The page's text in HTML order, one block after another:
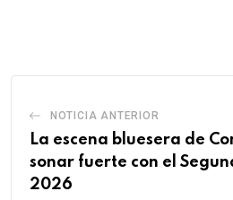
NOTICIA ANTERIOR
La escena bluesera de
sonar fuerte con el
2026